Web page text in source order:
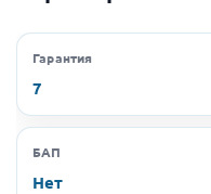
Гарантия
7
БАП
Нет